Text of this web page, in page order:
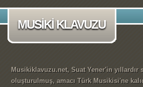
MUSİKİ KLAVUZU
Musikiklavuzu.net, Suat Yener'in
oluşturulmuş, amacı Türk Musikisi'ne